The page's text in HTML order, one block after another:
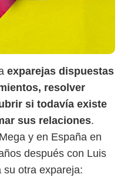
exparejas dispuestas
resolver
si todavía existe
sus relaciones.
y en España en
después con Luis
su otra expareja: